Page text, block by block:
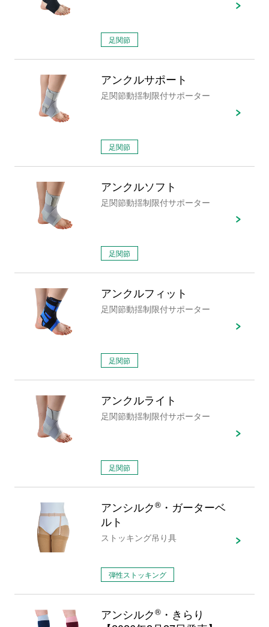
足関節
アンクルサポート
足関節動揺制限付サポーター
足関節
アンクルソフト
足関節動揺制限付サポーター
足関節
アンクルフィット
足関節動揺制限付サポーター
足関節
アンクルライト
足関節動揺制限付サポーター
足関節
アンシルク®・ガーターベ
ルト
ストッキング吊り具
弾性ストッキング
アンシルク®・きらり